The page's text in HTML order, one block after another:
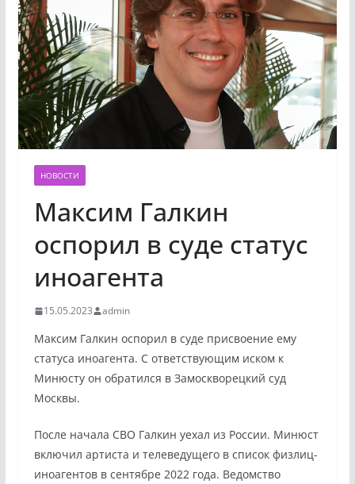
НОВОСТИ
Максим Галкин
оспорил в суде статус
иноагента
15.05.2023 admin
Максим Галкин оспорил в суде присвоение ему
статуса иноагента. С ответствующим иском к
Минюсту он обратился в Замоскворецкий суд
Москвы.
После начала СВО Галкин уехал из России. Минюст
включил артиста и телеведущего в список физлиц-
иноагентов в сентябре 2022 года. Ведомство